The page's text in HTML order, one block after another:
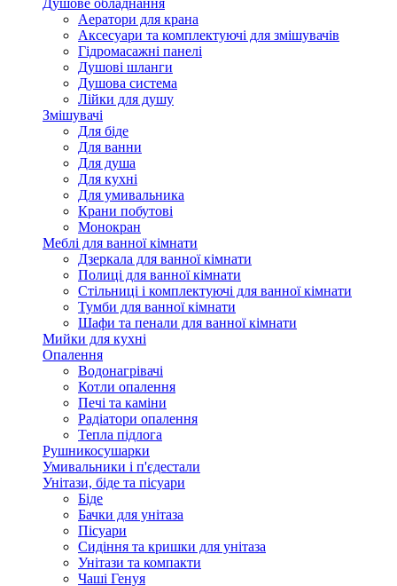
Душове обладнання
Аератори для крана
Аксесуари та комплектуючі для змішувачів
Гідромасажні панелі
Душові шланги
Душова система
Лійки для душу
Змішувачі
Для біде
Для ванни
Для душа
Для кухні
Для умивальника
Крани побутові
Монокран
Меблі для ванної кімнати
Дзеркала для ванної кімнати
Полиці для ванної кімнати
Стільниці і комплектуючі для ванної кімнати
Тумби для ванної кімнати
Шафи та пенали для ванної кімнати
Мийки для кухні
Опалення
Водонагрівачі
Котли опалення
Печі та каміни
Радіатори опалення
Тепла підлога
Рушникосушарки
Умивальники і п'єдестали
Унітази, біде та пісуари
Біде
Бачки для унітаза
Пісуари
Сидіння та кришки для унітаза
Унітази та компакти
Чаші Генуя